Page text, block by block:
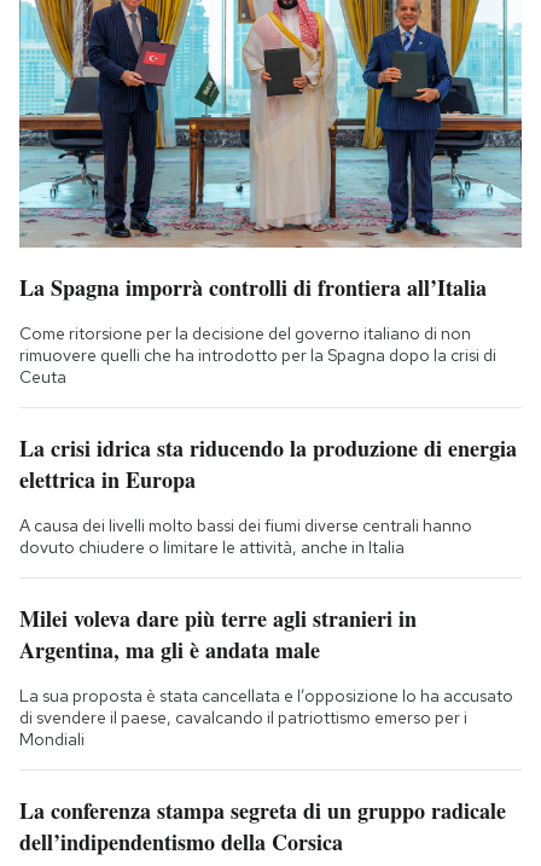
La Spagna imporrà controlli di frontiera all’Italia
Come ritorsione per la decisione del governo italiano di non
rimuovere quelli che ha introdotto per la Spagna dopo la crisi di
Ceuta
La crisi idrica sta riducendo la produzione di energia
elettrica in Europa
A causa dei livelli molto bassi dei fiumi diverse centrali hanno
dovuto chiudere o limitare le attività, anche in Italia
Milei voleva dare più terre agli stranieri in
Argentina, ma gli è andata male
La sua proposta è stata cancellata e l’opposizione lo ha accusato
di svendere il paese, cavalcando il patriottismo emerso per i
Mondiali
La conferenza stampa segreta di un gruppo radicale
dell’indipendentismo della Corsica